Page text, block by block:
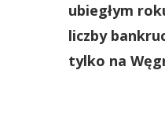
ubiegłym
liczby
tylko na